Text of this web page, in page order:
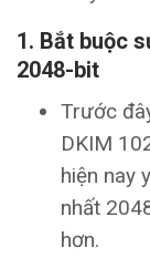
1. Bắt buộc
2048-bit
Trước
DKIM
hiện nay
nhất
hơn.